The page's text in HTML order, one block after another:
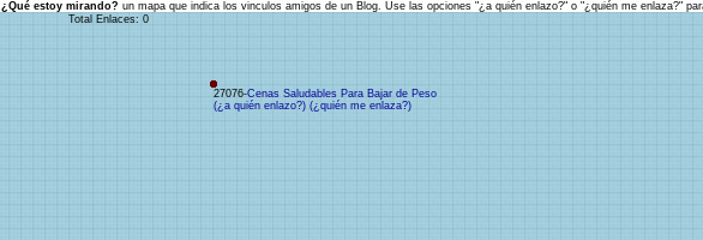
¿Qué estoy mirando? un mapa que indica los vinculos amigos de un Blog. Use las opciones "¿a quién enlazo?" o "¿quién me enlaza?"
27076-Cenas Saludables Para Bajar de Peso
(¿a quién enlazo?) (¿quién me enlaza?)
Total Enlaces: 0